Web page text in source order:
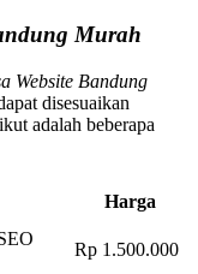
Murah
Website Bandung
disesuaikan
adalah beberapa
Harga
Rp 1.500.000